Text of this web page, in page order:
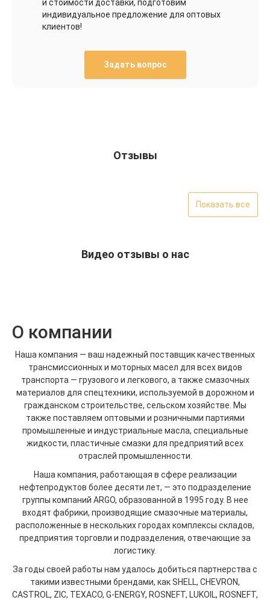
и стоимости доставки, подготовим
индивидуальное предложение для оптовых
клиентов!
Задать вопрос
Отзывы
Показать все
Видео отзывы о нас
О компании
Наша компания — ваш надежный поставщик качественных
трансмиссионных и моторных масел для всех видов
транспорта — грузового и легкового, а также смазочных
материалов для спецтехники, используемой в дорожном и
гражданском строительстве, сельском хозяйстве. Мы
также поставляем оптовыми и розничными партиями
промышленные и индустриальные масла, специальные
жидкости, пластичные смазки для предприятий всех
отраслей промышленности.
Наша компания, работающая в сфере реализации
нефтепродуктов более десяти лет, — это подразделение
группы компаний ARGO, образованной в 1995 году. В нее
входят фабрики, производящие смазочные материалы,
расположенные в нескольких городах комплексы складов,
предприятия торговли и подразделения, отвечающие за
логистику.
За годы своей работы нам удалось добиться партнерства с
такими известными брендами, как SHELL, CHEVRON,
CASTROL, ZIC, TEXACO, G-ENERGY, ROSNEFT, LUKOIL, ROSNEFT,